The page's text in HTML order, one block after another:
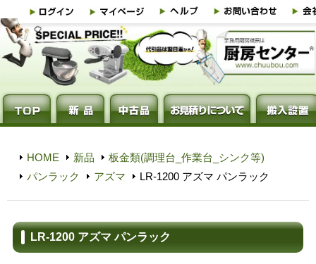
HOME 新品
板金類(調理台_作業台_シンク等)
パンラック
アズマ LR-1200 アズマ パンラック
LR-1200 アズマ パンラック